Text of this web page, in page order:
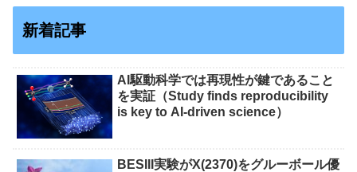
新着記事
AI駆動科学では再現性が鍵であること
を実証（Study finds reproducibility
is key to AI-driven science）
BESIII実験がX(2370)をグルーボール優